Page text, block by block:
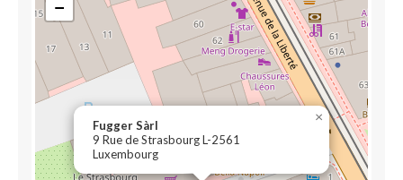
Fugger Sàrl
9 Rue de Strasbourg L-2561
Luxembourg
×
−